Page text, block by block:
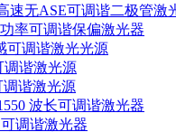
速无ASE可调谐二极管激
率可调谐保偏激光器
可调谐激光光源
调谐激光源
调谐激光源
波长可调谐激光器
调谐激光器